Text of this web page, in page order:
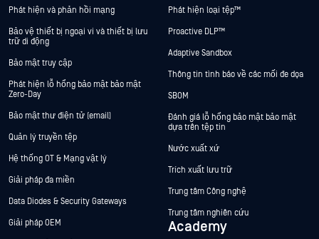
Phát hiện và phản hồi mạng
Bảo vệ thiết bị ngoại vi và thiết bị lưu
trữ di động
Bảo mật truy cập
Phát hiện lỗ hổng bảo mật bảo mật
Zero-Day
Bảo mật thư điện tử (email)
Quản lý truyền tệp
Hệ thống OT & Mạng vật lý
Giải pháp đa miền
Data Diodes & Security Gateways
Giải pháp OEM
Phát hiện loại tệp™
Proactive DLP™
Adaptive Sandbox
Thông tin tình báo về các mối đe dọa
SBOM
Đánh giá lỗ hổng bảo mật bảo mật
dựa trên tệp tin
Nước xuất xứ
Trích xuất lưu trữ
Trung tâm Công nghệ
Trung tâm nghiên cứu
Academy